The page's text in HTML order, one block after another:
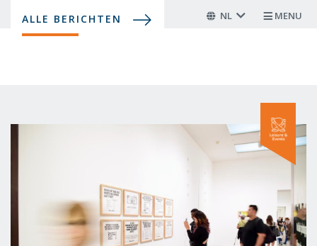
ALLE BERICHTEN NL MENU